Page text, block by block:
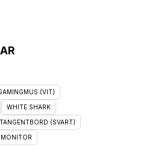
(VIT)
WHITE SHARK
(SVART)
MONITOR